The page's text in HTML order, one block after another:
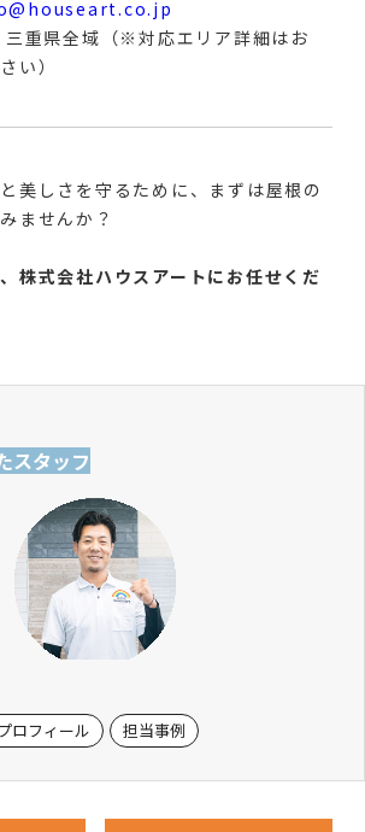
三重県全域（※対応エリア詳細はお
い）
美しさを守るために、まずは屋根の
ませんか？
株式会社ハウスアートにお任せくだ
スタッフ
ロフィール 担当事例